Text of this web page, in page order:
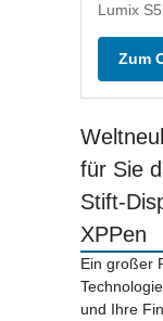
Lumix
Zum
für Sie
Stift-
XPPen
Ein großer
und Ihre